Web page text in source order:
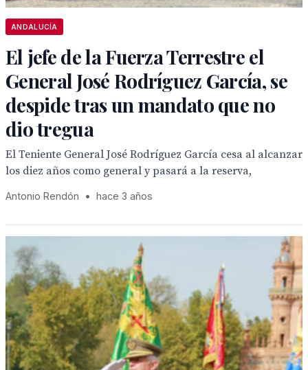
ANDALUCÍA
El jefe de la Fuerza Terrestre el
General José Rodríguez García, se
despide tras un mandato que no
dio tregua
El Teniente General José Rodríguez García cesa al alcanzar
los diez años como general y pasará a la reserva,
Antonio Rendón • hace 3 años